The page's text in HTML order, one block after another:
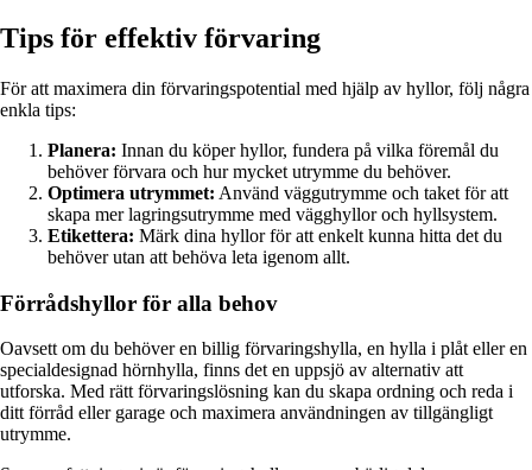
Tips för effektiv förvaring
För att maximera din förvaringspotential med hjälp av hyllor, följ några
enkla tips:
Planera: Innan du köper hyllor, fundera på vilka föremål du
behöver förvara och hur mycket utrymme du behöver.
Optimera utrymmet: Använd väggutrymme och taket för att
skapa mer lagringsutrymme med vägghyllor och hyllsystem.
Etikettera: Märk dina hyllor för att enkelt kunna hitta det du
behöver utan att behöva leta igenom allt.
Förrådshyllor för alla behov
Oavsett om du behöver en billig förvaringshylla, en hylla i plåt eller en
specialdesignad hörnhylla, finns det en uppsjö av alternativ att
utforska. Med rätt förvaringslösning kan du skapa ordning och reda i
ditt förråd eller garage och maximera användningen av tillgängligt
utrymme.